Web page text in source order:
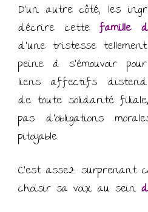
D’un autre côté, les
décrire cettefamille
d’une tristesse
peine à s’émouvoir
liens affectifs
de toute solidarité
pas d’obligations
pitoyable.
C’est assez surprenant
choisir sa voix au sein